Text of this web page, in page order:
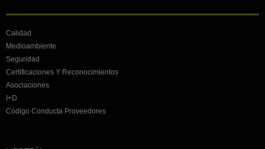
Calidad
Medioambiente
Seguridad
Certificaciones Y Reconocimientos
Asociaciones
I+D
Código Conducta Proveedores